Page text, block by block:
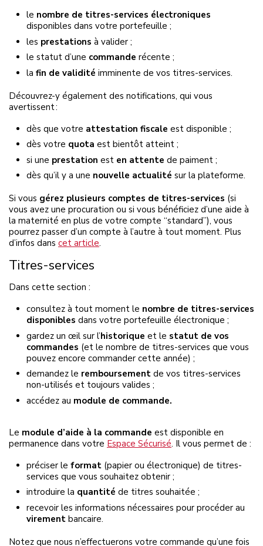
le nombre de titres-services électroniques
disponibles dans votre portefeuille ;
les prestations à valider ;
le statut d’une commande récente ;
la fin de validité imminente de vos titres-services.
Découvrez-y également des notifications, qui vous
avertissent :
dès que votre attestation fiscale est disponible ;
dès votre quota est bientôt atteint ;
si une prestation est en attente de paiment ;
dès qu’il y a une nouvelle actualité sur la plateforme.
Si vous gérez plusieurs comptes de titres-services (si
vous avez une procuration ou si vous bénéficiez d’une aide à
la maternité en plus de votre compte “standard”), vous
pourrez passer d’un compte à l’autre à tout moment. Plus
d’infos dans cet article.
Titres-services
Dans cette section :
consultez à tout moment le nombre de titres-services
disponibles dans votre portefeuille électronique ;
gardez un œil sur l’historique et le statut de vos
commandes (et le nombre de titres-services que vous
pouvez encore commander cette année) ;
demandez le remboursement de vos titres-services
non-utilisés et toujours valides ;
accédez au module de commande.
Le module d’aide à la commande est disponible en
permanence dans votre Espace Sécurisé. Il vous permet de :
préciser le format (papier ou électronique) de titres-
services que vous souhaitez obtenir ;
introduire la quantité de titres souhaitée ;
recevoir les informations nécessaires pour procéder au
virement bancaire.
Notez que nous n’effectuerons votre commande qu’une fois